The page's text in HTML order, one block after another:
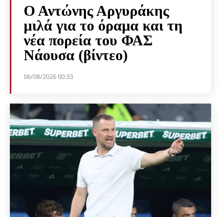
Ο Αντώνης Αργυράκης
μιλά για το όραμα και τη
νέα πορεία του ΦΑΣ
Νάουσα (βίντεο)
06/08/2026 00:33